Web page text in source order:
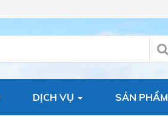
DỊCH VỤ SẢN PHẨM